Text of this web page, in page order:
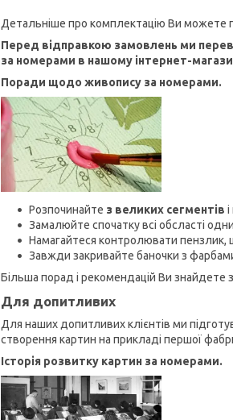
Детальніше про комплектацію Ви можете
Перед відправкою замовлень ми
за номерами в нашому інтернет-
Поради щодо живопису за номерами.
Розпочинайте з великих сегментів
Замалюйте спочатку всі обсласті
Намагайтеся контролювати пензлик,
Завжди закривайте баночки з
Більша порад і рекомендацій Ви знайдете
Для допитливих
Для наших допитливих клієнтів ми
створення картин на прикладі першої
Історія розвитку картин за номерами.